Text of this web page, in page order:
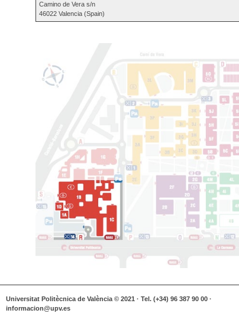
Camino de Vera s/n
46022 Valencia (Spain)
Universitat Politècnica de València © 2021 · Tel. (+34) 96 387 90 00 ·
informacion@upv.es